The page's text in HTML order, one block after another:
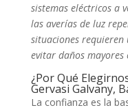
sistemas eléctricos a
las averías de luz
situaciones
evitar daños mayores
¿Por Qué
Gervasi Galvany,
La confianza es la